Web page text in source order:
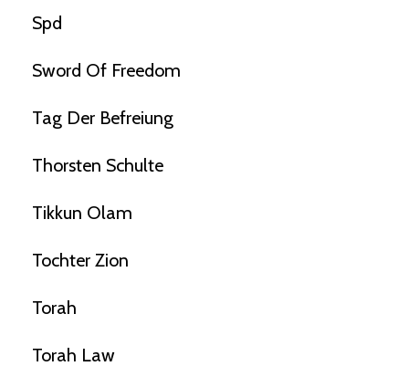
Spd
Sword Of Freedom
Tag Der Befreiung
Thorsten Schulte
Tikkun Olam
Tochter Zion
Torah
Torah Law